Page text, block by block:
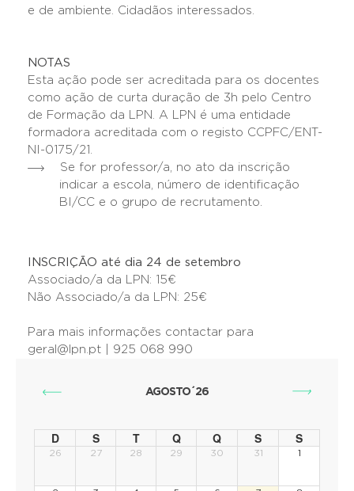
e de ambiente. Cidadãos interessados.
NOTAS
Esta ação pode ser acreditada para os docentes
como ação de curta duração de 3h pelo Centro
de Formação da LPN. A LPN é uma entidade
formadora acreditada com o registo CCPFC/ENT-
NI-0175/21.
Se for professor/a, no ato da inscrição
indicar a escola, número de identificação
BI/CC e o grupo de recrutamento.
INSCRIÇÃO até dia 24 de setembro
Associado/a da LPN: 15€
Não Associado/a da LPN: 25€
Para mais informações contactar para
geral@lpn.pt | 925 068 990
AGOSTO´26
D S T Q Q S S
26 27 28 29 30 31 1